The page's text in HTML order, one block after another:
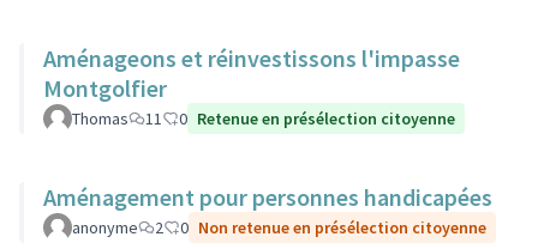
Aménageons et réinvestissons l'impasse
Montgolfier
Thomas 11 0 Retenue en présélection citoyenne
Aménagement pour personnes handicapées
anonyme 2 0 Non retenue en présélection citoyenne